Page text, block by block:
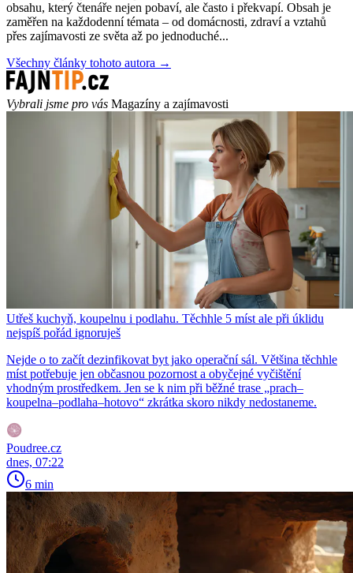
obsahu, který čtenáře nejen pobaví, ale často i překvapí. Obsah je
zaměřen na každodenní témata – od domácnosti, zdraví a vztahů
přes zajímavosti ze světa až po jednoduché...
Všechny články tohoto autora →
Vybrali jsme pro vás Magazíny a zajímavosti
Utřeš kuchyň, koupelnu i podlahu. Těchhle 5 míst ale při úklidu
nejspíš pořád ignoruješ
Nejde o to začít dezinfikovat byt jako operační sál. Většina těchhle
míst potřebuje jen občasnou pozornost a obyčejné vyčištění
vhodným prostředkem. Jen se k nim při běžné trase „prach–
koupelna–podlaha–hotovo“ zkrátka skoro nikdy nedostaneme.
Poudree.cz
dnes, 07:22
6 min